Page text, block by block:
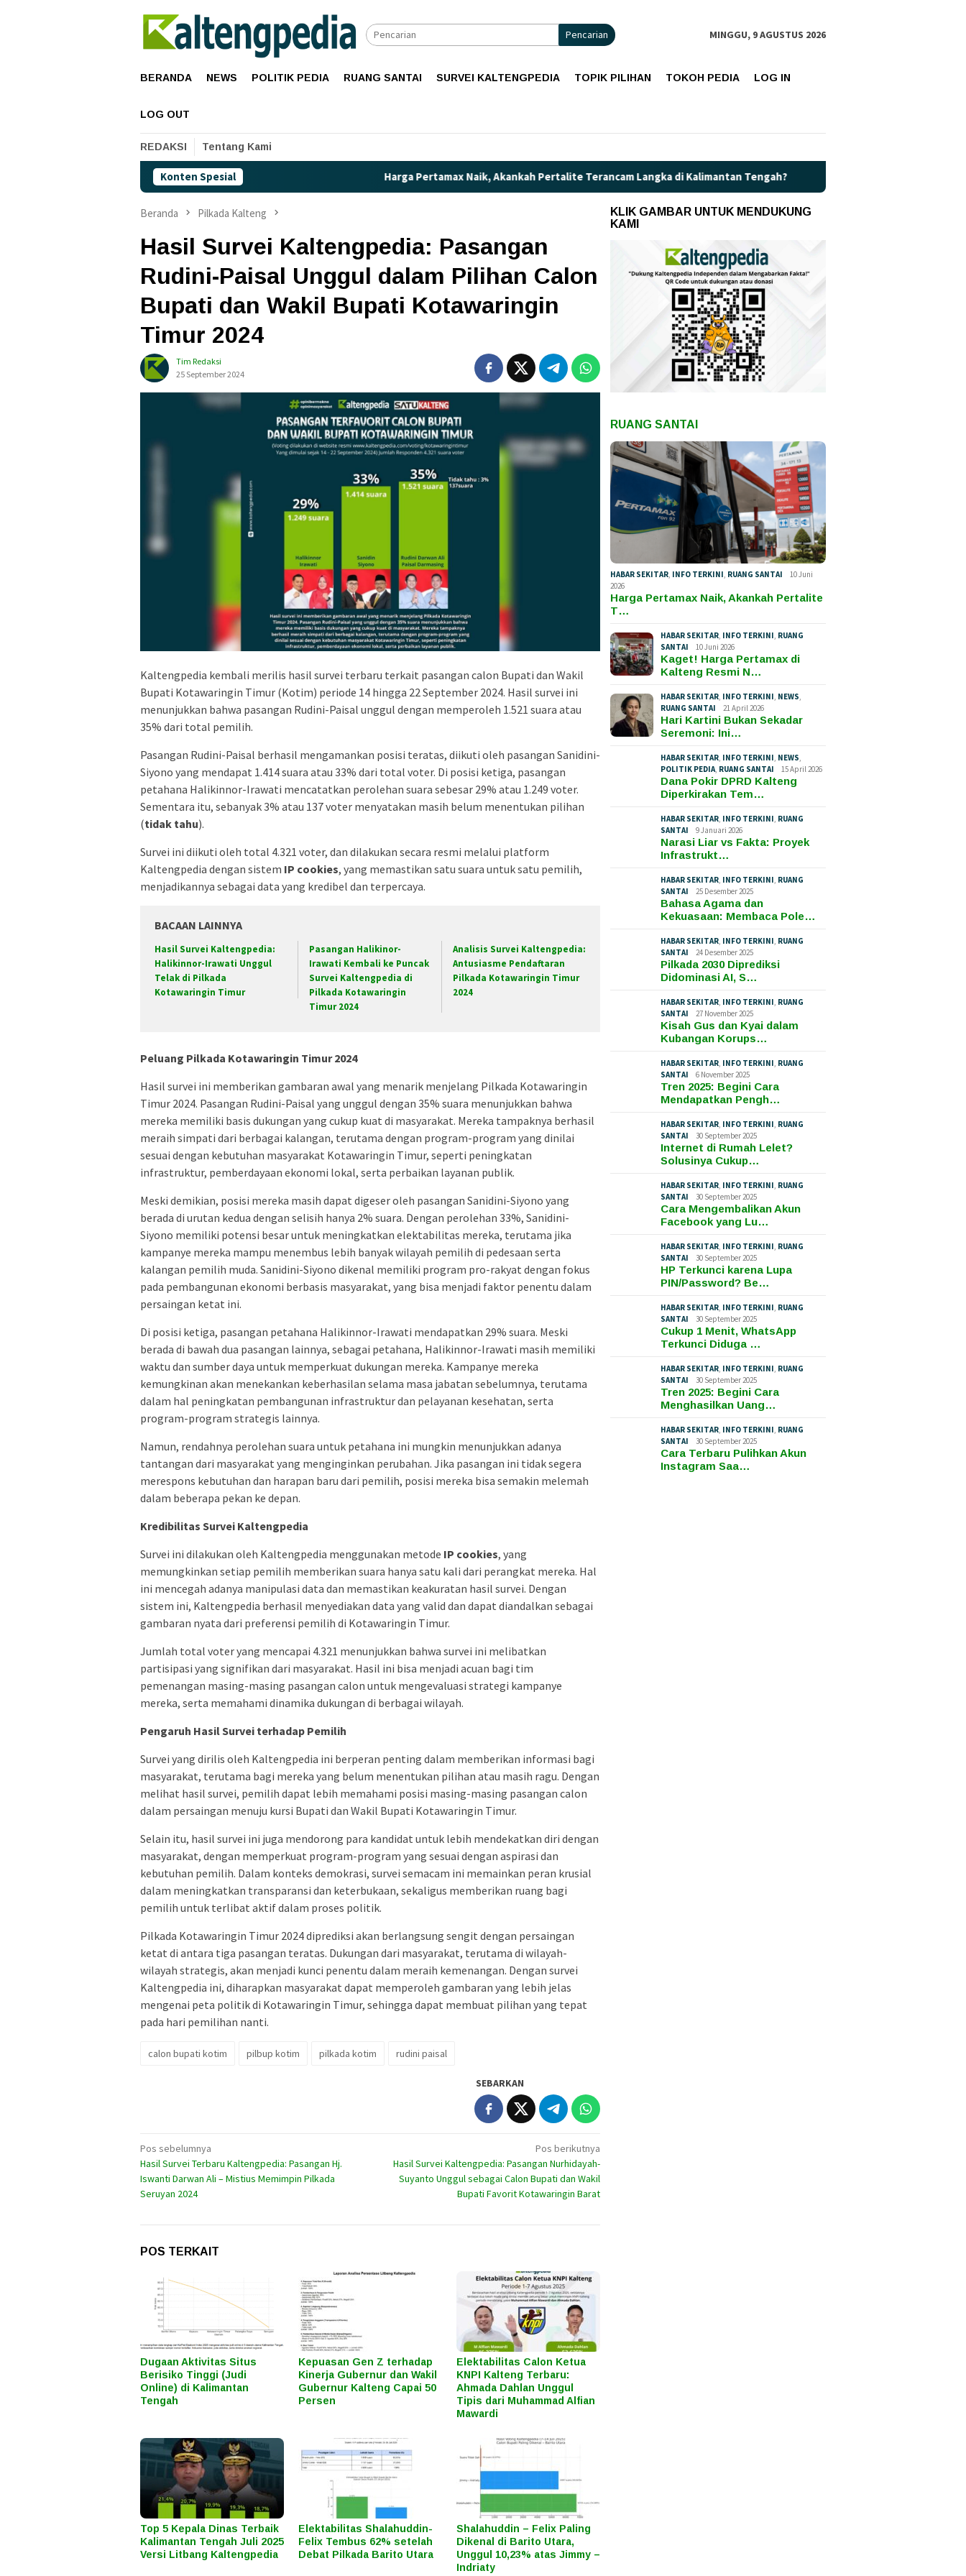
Pencarian MINGGU, 9 AGUSTUS 2026
BERANDA NEWS POLITIK PEDIA RUANG SANTAI SURVEI KALTENGPEDIA TOPIK PILIHAN TOKOH PEDIA LOG IN
LOG OUT
REDAKSI Tentang Kami
Konten Spesial Harga Pertamax Naik, Akankah Pertalite Terancam Langka di Kalimantan Tengah? Kaget! Harga Pertamax di Kalteng Resmi
Beranda Pilkada Kalteng
Hasil Survei Kaltengpedia: Pasangan
Rudini-Paisal Unggul dalam Pilihan Calon
Bupati dan Wakil Bupati Kotawaringin
Timur 2024
Tim Redaksi
25 September 2024
Kaltengpedia kembali merilis hasil survei terbaru terkait pasangan calon Bupati dan Wakil
Bupati Kotawaringin Timur (Kotim) periode 14 hingga 22 September 2024. Hasil survei ini
menunjukkan bahwa pasangan Rudini-Paisal unggul dengan memperoleh 1.521 suara atau
35% dari total pemilih.
Pasangan Rudini-Paisal berhasil mengamankan posisi teratas, diikuti oleh pasangan Sanidini-
Siyono yang mendapat 1.414 suara atau 33% dari total voter. Di posisi ketiga, pasangan
petahana Halikinnor-Irawati mencatatkan perolehan suara sebesar 29% atau 1.249 voter.
Sementara itu, sebanyak 3% atau 137 voter menyatakan masih belum menentukan pilihan
(tidak tahu).
Survei ini diikuti oleh total 4.321 voter, dan dilakukan secara resmi melalui platform
Kaltengpedia dengan sistem IP cookies, yang memastikan satu suara untuk satu pemilih,
menjadikannya sebagai data yang kredibel dan terpercaya.
BACAAN LAINNYA
Hasil Survei Kaltengpedia:
Halikinnor-Irawati Unggul
Telak di Pilkada
Kotawaringin Timur
Pasangan Halikinor-
Irawati Kembali ke Puncak
Survei Kaltengpedia di
Pilkada Kotawaringin
Timur 2024
Analisis Survei Kaltengpedia:
Antusiasme Pendaftaran
Pilkada Kotawaringin Timur
2024
Peluang Pilkada Kotawaringin Timur 2024
Hasil survei ini memberikan gambaran awal yang menarik menjelang Pilkada Kotawaringin
Timur 2024. Pasangan Rudini-Paisal yang unggul dengan 35% suara menunjukkan bahwa
mereka memiliki basis dukungan yang cukup kuat di masyarakat. Mereka tampaknya berhasil
meraih simpati dari berbagai kalangan, terutama dengan program-program yang dinilai
sesuai dengan kebutuhan masyarakat Kotawaringin Timur, seperti peningkatan
infrastruktur, pemberdayaan ekonomi lokal, serta perbaikan layanan publik.
Meski demikian, posisi mereka masih dapat digeser oleh pasangan Sanidini-Siyono yang
berada di urutan kedua dengan selisih hanya 2% suara. Dengan perolehan 33%, Sanidini-
Siyono memiliki potensi besar untuk meningkatkan elektabilitas mereka, terutama jika
kampanye mereka mampu menembus lebih banyak wilayah pemilih di pedesaan serta
kalangan pemilih muda. Sanidini-Siyono dikenal memiliki program pro-rakyat dengan fokus
pada pembangunan ekonomi berbasis masyarakat, yang bisa menjadi faktor penentu dalam
persaingan ketat ini.
Di posisi ketiga, pasangan petahana Halikinnor-Irawati mendapatkan 29% suara. Meski
berada di bawah dua pasangan lainnya, sebagai petahana, Halikinnor-Irawati masih memiliki
waktu dan sumber daya untuk memperkuat dukungan mereka. Kampanye mereka
kemungkinan akan menekankan keberhasilan selama masa jabatan sebelumnya, terutama
dalam hal peningkatan pembangunan infrastruktur dan pelayanan kesehatan, serta
program-program strategis lainnya.
Namun, rendahnya perolehan suara untuk petahana ini mungkin menunjukkan adanya
tantangan dari masyarakat yang menginginkan perubahan. Jika pasangan ini tidak segera
merespons kebutuhan dan harapan baru dari pemilih, posisi mereka bisa semakin melemah
dalam beberapa pekan ke depan.
Kredibilitas Survei Kaltengpedia
Survei ini dilakukan oleh Kaltengpedia menggunakan metode IP cookies, yang
memungkinkan setiap pemilih memberikan suara hanya satu kali dari perangkat mereka. Hal
ini mencegah adanya manipulasi data dan memastikan keakuratan hasil survei. Dengan
sistem ini, Kaltengpedia berhasil menyediakan data yang valid dan dapat diandalkan sebagai
gambaran nyata dari preferensi pemilih di Kotawaringin Timur.
Jumlah total voter yang mencapai 4.321 menunjukkan bahwa survei ini melibatkan
partisipasi yang signifikan dari masyarakat. Hasil ini bisa menjadi acuan bagi tim
pemenangan masing-masing pasangan calon untuk mengevaluasi strategi kampanye
mereka, serta memahami dinamika dukungan di berbagai wilayah.
Pengaruh Hasil Survei terhadap Pemilih
Survei yang dirilis oleh Kaltengpedia ini berperan penting dalam memberikan informasi bagi
masyarakat, terutama bagi mereka yang belum menentukan pilihan atau masih ragu. Dengan
melihat hasil survei, pemilih dapat lebih memahami posisi masing-masing pasangan calon
dalam persaingan menuju kursi Bupati dan Wakil Bupati Kotawaringin Timur.
Selain itu, hasil survei ini juga mendorong para kandidat untuk lebih mendekatkan diri dengan
masyarakat, dengan memperkuat program-program yang sesuai dengan aspirasi dan
kebutuhan pemilih. Dalam konteks demokrasi, survei semacam ini memainkan peran krusial
dalam meningkatkan transparansi dan keterbukaan, sekaligus memberikan ruang bagi
pemilih untuk terlibat aktif dalam proses politik.
Pilkada Kotawaringin Timur 2024 diprediksi akan berlangsung sengit dengan persaingan
ketat di antara tiga pasangan teratas. Dukungan dari masyarakat, terutama di wilayah-
wilayah strategis, akan menjadi kunci penentu dalam meraih kemenangan. Dengan survei
Kaltengpedia ini, diharapkan masyarakat dapat memperoleh gambaran yang lebih jelas
mengenai peta politik di Kotawaringin Timur, sehingga dapat membuat pilihan yang tepat
pada hari pemilihan nanti.
calon bupati kotim pilbup kotim pilkada kotim rudini paisal
SEBARKAN
Navigasi
pos
Pos sebelumnya
Hasil Survei Terbaru Kaltengpedia: Pasangan Hj.
Iswanti Darwan Ali – Mistius Memimpin Pilkada
Seruyan 2024
Pos berikutnya
Hasil Survei Kaltengpedia: Pasangan Nurhidayah-
Suyanto Unggul sebagai Calon Bupati dan Wakil
Bupati Favorit Kotawaringin Barat
POS TERKAIT
Dugaan Aktivitas Situs
Berisiko Tinggi (Judi
Online) di Kalimantan
Tengah
Kepuasan Gen Z terhadap
Kinerja Gubernur dan Wakil
Gubernur Kalteng Capai 50
Persen
Elektabilitas Calon Ketua
KNPI Kalteng Terbaru:
Ahmada Dahlan Unggul
Tipis dari Muhammad Alfian
Mawardi
Top 5 Kepala Dinas Terbaik
Kalimantan Tengah Juli 2025
Versi Litbang Kaltengpedia
Elektabilitas Shalahuddin-
Felix Tembus 62% setelah
Debat Pilkada Barito Utara
Shalahuddin – Felix Paling
Dikenal di Barito Utara,
Unggul 10,23% atas Jimmy –
Indriaty
KLIK GAMBAR UNTUK MENDUKUNG
KAMI
RUANG SANTAI
HABAR SEKITAR INFO TERKINI RUANG SANTAI
10 Juni
2026
Harga Pertamax Naik, Akankah Pertalite
T…
HABAR SEKITAR INFO TERKINI RUANG
SANTAI
10 Juni 2026
Kaget! Harga Pertamax di
Kalteng Resmi N…
HABAR SEKITAR INFO TERKINI NEWS
RUANG SANTAI
21 April 2026
Hari Kartini Bukan Sekadar
Seremoni: Ini…
HABAR SEKITAR INFO TERKINI NEWS
POLITIK PEDIA RUANG SANTAI 15 April 2026
Dana Pokir DPRD Kalteng
Diperkirakan Tem…
HABAR SEKITAR INFO TERKINI RUANG
SANTAI
9 Januari 2026
Narasi Liar vs Fakta: Proyek
Infrastrukt…
HABAR SEKITAR INFO TERKINI RUANG
SANTAI
25 Desember 2025
Bahasa Agama dan
Kekuasaan: Membaca Pole…
HABAR SEKITAR INFO TERKINI RUANG
SANTAI
24 Desember 2025
Pilkada 2030 Diprediksi
Didominasi AI, S…
HABAR SEKITAR INFO TERKINI RUANG
SANTAI
27 November 2025
Kisah Gus dan Kyai dalam
Kubangan Korups…
HABAR SEKITAR INFO TERKINI RUANG
SANTAI
6 November 2025
Tren 2025: Begini Cara
Mendapatkan Pengh…
HABAR SEKITAR INFO TERKINI RUANG
SANTAI
30 September 2025
Internet di Rumah Lelet?
Solusinya Cukup…
HABAR SEKITAR INFO TERKINI RUANG
SANTAI
30 September 2025
Cara Mengembalikan Akun
Facebook yang Lu…
HABAR SEKITAR INFO TERKINI RUANG
SANTAI
30 September 2025
HP Terkunci karena Lupa
PIN/Password? Be…
HABAR SEKITAR INFO TERKINI RUANG
SANTAI
30 September 2025
Cukup 1 Menit, WhatsApp
Terkunci Diduga …
HABAR SEKITAR INFO TERKINI RUANG
SANTAI
30 September 2025
Tren 2025: Begini Cara
Menghasilkan Uang…
HABAR SEKITAR INFO TERKINI RUANG
SANTAI
30 September 2025
Cara Terbaru Pulihkan Akun
Instagram Saa…